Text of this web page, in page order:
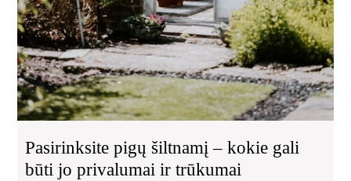
Pasirinksite pigų šiltnamį – kokie gali
būti jo privalumai ir trūkumai